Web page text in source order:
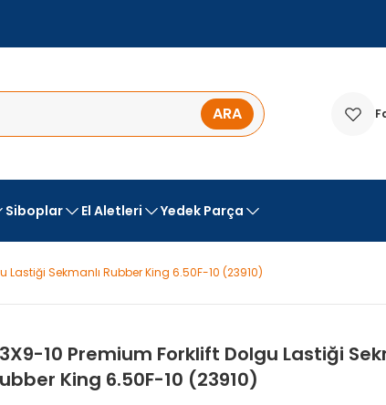
ARA
Siboplar El Aletleri Yedek Parça
Lastiği Sekmanlı Rubber King 6.50F-10 (23910)
10 Premium Forklift Dolgu Lastiği
King 6.50F-10 (23910)